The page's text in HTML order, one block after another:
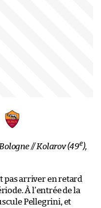
// Kolarov (49e),
pas arriver en retard
À l’entrée de la
Pellegrini, et